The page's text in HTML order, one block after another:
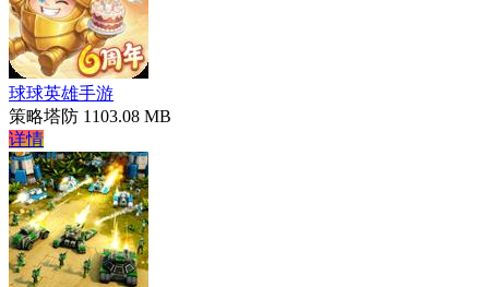
球球英雄手游
策略塔防 1103.08 MB
详情